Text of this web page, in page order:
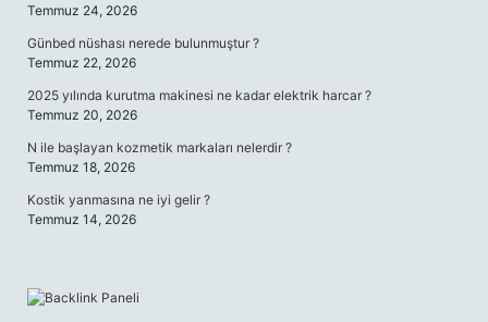
Temmuz 24, 2026
Günbed nüshası nerede bulunmuştur ?
Temmuz 22, 2026
2025 yılında kurutma makinesi ne kadar elektrik harcar ?
Temmuz 20, 2026
N ile başlayan kozmetik markaları nelerdir ?
Temmuz 18, 2026
Kostik yanmasına ne iyi gelir ?
Temmuz 14, 2026